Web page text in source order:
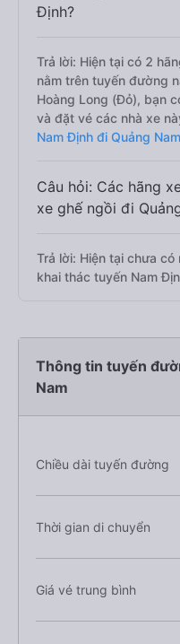
Định?
Trả lời: Hiện tại có 2
nằm trên tuyến đường
Hoàng Long (Đỏ), bạn
và đặt vé các nhà xe
Nam Định đi Quảng Nam
Câu hỏi: Các hãng
xe ghế ngồi đi
Trả lời: Hiện tại chưa
khai thác tuyến Nam
Thông tin tuyến
Nam
Chiều dài tuyến đường
Thời gian di chuyển
Giá vé trung bình